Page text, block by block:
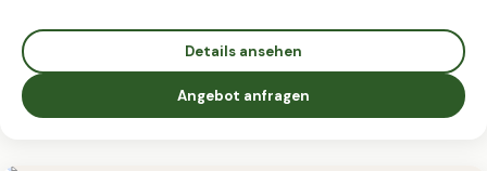
Details ansehen
Angebot anfragen